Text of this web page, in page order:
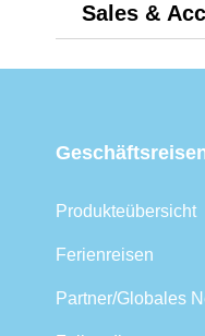
Sales &
Produkteübersicht
Ferienreisen
Partner/Globales